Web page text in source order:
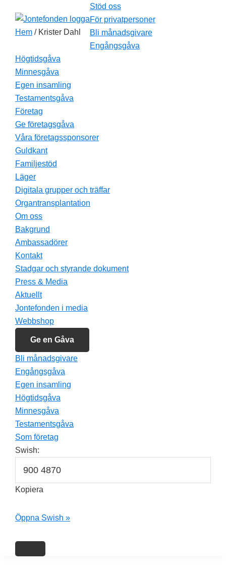
huvudnavigering
huvudinnehåll
sidfotHem / Krister Dahl
Stöd oss
För privatpersoner
Bli månadsgivare
Engångsgåva
Högtidsgåva
Minnesgåva
Egen insamling
Testamentsgåva
Företag
Ge företagsgåva
Våra företagssponsorer
Guldkant
Familjestöd
Läger
Digitala grupper och träffar
Organtransplantation
Om oss
Bakgrund
Ambassadörer
Kontakt
Stadgar och styrande dokument
Press & Media
Aktuellt
Jontefonden i media
Webbshop
Ge en Gåva
Bli månadsgivare
Engångsgåva
Egen insamling
Högtidsgåva
Minnesgåva
Testamentsgåva
Som företag
Swish:
Kopiera
Öppna Swish »